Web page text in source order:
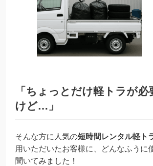
「ちょっとだけ軽トラが
けど…」
そんな方に人気の短時間レンタル軽ト
用いただいたお客様に、どんなふうに
聞いてみました！